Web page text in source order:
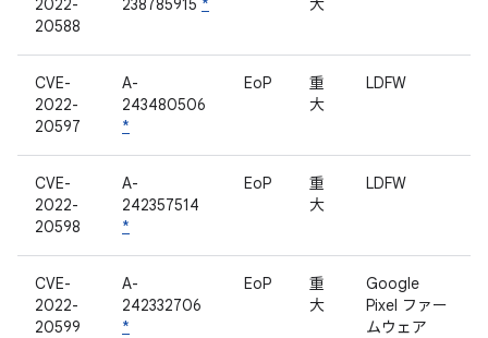
2022-
20588
238785915 * 大
CVE-
2022-
20597
A-
243480506
*
EoP
重
大
LDFW
CVE-
2022-
20598
A-
242357514
*
EoP
重
大
LDFW
CVE-
2022-
20599
A-
242332706
*
EoP
重
大
Google
Pixel ファー
ムウェア